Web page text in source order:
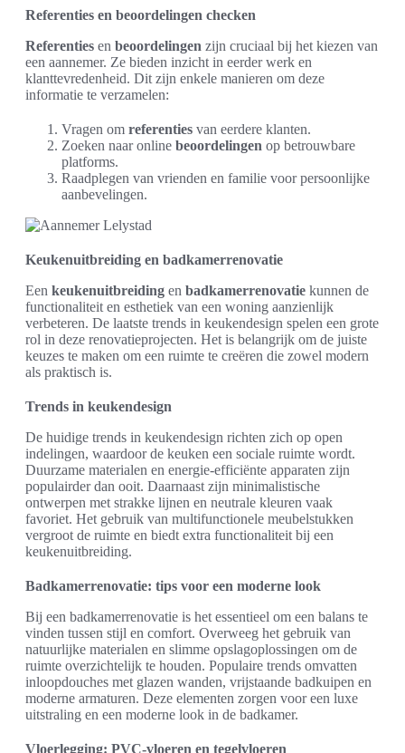
Referenties en beoordelingen checken
Referenties en beoordelingen zijn cruciaal bij het kiezen van
een aannemer. Ze bieden inzicht in eerder werk en
klanttevredenheid. Dit zijn enkele manieren om deze
informatie te verzamelen:
Vragen om referenties van eerdere klanten.
Zoeken naar online beoordelingen op betrouwbare
platforms.
Raadplegen van vrienden en familie voor persoonlijke
aanbevelingen.
Keukenuitbreiding en badkamerrenovatie
Een keukenuitbreiding en badkamerrenovatie kunnen de
functionaliteit en esthetiek van een woning aanzienlijk
verbeteren. De laatste trends in keukendesign spelen een grote
rol in deze renovatieprojecten. Het is belangrijk om de juiste
keuzes te maken om een ruimte te creëren die zowel modern
als praktisch is.
Trends in keukendesign
De huidige trends in keukendesign richten zich op open
indelingen, waardoor de keuken een sociale ruimte wordt.
Duurzame materialen en energie-efficiënte apparaten zijn
populairder dan ooit. Daarnaast zijn minimalistische
ontwerpen met strakke lijnen en neutrale kleuren vaak
favoriet. Het gebruik van multifunctionele meubelstukken
vergroot de ruimte en biedt extra functionaliteit bij een
keukenuitbreiding.
Badkamerrenovatie: tips voor een moderne look
Bij een badkamerrenovatie is het essentieel om een balans te
vinden tussen stijl en comfort. Overweeg het gebruik van
natuurlijke materialen en slimme opslagoplossingen om de
ruimte overzichtelijk te houden. Populaire trends omvatten
inloopdouches met glazen wanden, vrijstaande badkuipen en
moderne armaturen. Deze elementen zorgen voor een luxe
uitstraling en een moderne look in de badkamer.
Vloerlegging: PVC-vloeren en tegelvloeren